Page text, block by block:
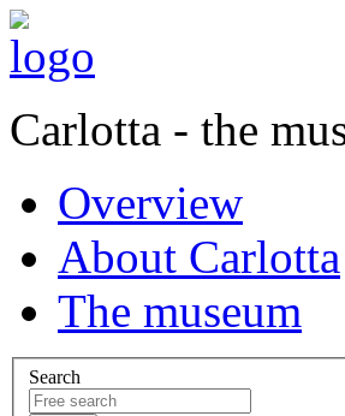
Carlotta - the
Overview
About Carlotta
The museum
Search